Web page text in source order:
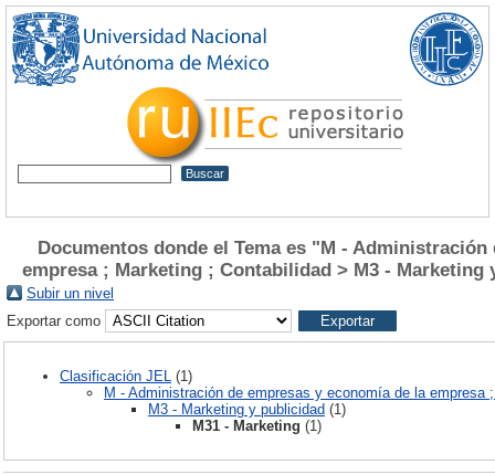
Documentos donde el Tema es "M -
empresa ; Marketing ; Contabilidad > M3 - Marketing
Subir un nivel
Exportar como
Clasificación JEL
(1)
M - Administración de empresas y economía de la empresa
M3 - Marketing y publicidad (1)
M31 - Marketing (1)